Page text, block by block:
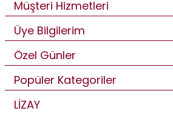
Müşteri Hizmetleri
Üye Bilgilerim
Özel Günler
Popüler Kategoriler
LİZAY